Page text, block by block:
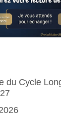
du Cycle